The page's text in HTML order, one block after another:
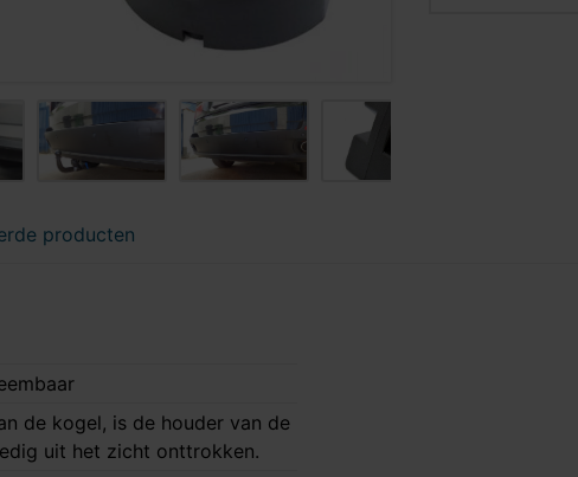
producten
de kogel, is de houder van de
uit het zicht onttrokken.